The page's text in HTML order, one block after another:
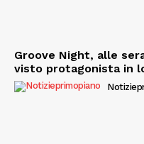
Groove Night, alle
visto protagonista in